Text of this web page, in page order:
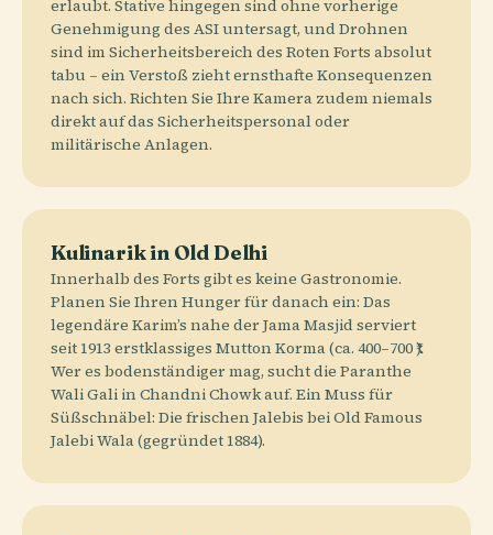
erlaubt. Stative hingegen sind ohne vorherige
Genehmigung des ASI untersagt, und Drohnen
sind im Sicherheitsbereich des Roten Forts absolut
tabu – ein Verstoß zieht ernsthafte Konsequenzen
nach sich. Richten Sie Ihre Kamera zudem niemals
direkt auf das Sicherheitspersonal oder
militärische Anlagen.
Kulinarik in Old Delhi
Innerhalb des Forts gibt es keine Gastronomie.
Planen Sie Ihren Hunger für danach ein: Das
legendäre Karim’s nahe der Jama Masjid serviert
seit 1913 erstklassiges Mutton Korma (ca. 400–700 ₹).
Wer es bodenständiger mag, sucht die Paranthe
Wali Gali in Chandni Chowk auf. Ein Muss für
Süßschnäbel: Die frischen Jalebis bei Old Famous
Jalebi Wala (gegründet 1884).